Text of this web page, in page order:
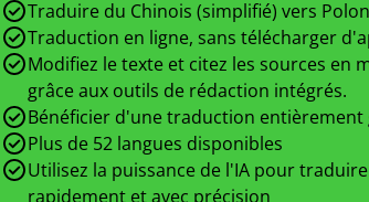
Traduire du Chinois (simplifié) vers
Traduction en ligne, sans télécharger
Modifiez le texte et citez les sources en
grâce aux outils de rédaction intégrés.
Bénéficier d'une traduction
Plus de 52 langues disponibles
Utilisez la puissance de l'IA pour
rapidement et avec précision